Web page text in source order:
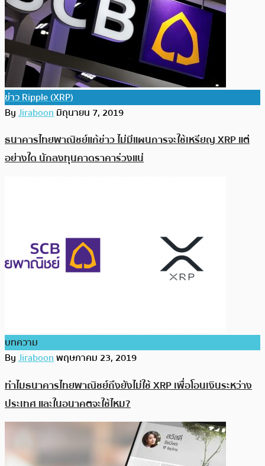
ข่าว Ripple (XRP)
ByJiraboonมิถุนายน 7, 2019
ธนาคารไทยพาณิชย์แก้ข่าว ไม่มีแผนการจะใช้เหรียญ XRP แต่
อย่างใด นักลงทุนคาดราคาร่วงแน่
บทความ
ByJiraboonพฤษภาคม 23, 2019
ทำไมธนาคารไทยพาณิชย์ถึงยังไม่ใช้ XRP เพื่อโอนเงินระหว่าง
ประเทศ และในอนาคตจะใช้ไหม?